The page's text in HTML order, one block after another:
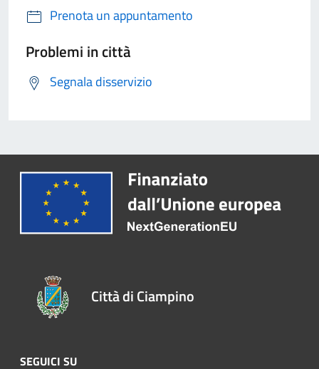
Prenota un appuntamento
Problemi in città
Segnala disservizio
Città di Ciampino
SEGUICI SU